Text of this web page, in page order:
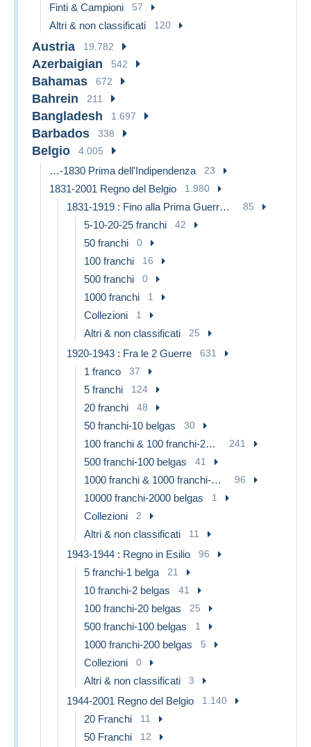
Finti & Campioni 57
Altri & non classificati 120
Austria 19.782
Azerbaigian 542
Bahamas 672
Bahrein 211
Bangladesh 1.697
Barbados 338
Belgio 4.005
…-1830 Prima dell'Indipendenza 23
1831-2001 Regno del Belgio 1.980
1831-1919 : Fino alla Prima Guerra Mondiale 85
5-10-20-25 franchi 42
50 franchi 0
100 franchi 16
500 franchi 0
1000 franchi 1
Collezioni 1
Altri & non classificati 25
1920-1943 : Fra le 2 Guerre 631
1 franco 37
5 franchi 124
20 franchi 48
50 franchi-10 belgas 30
100 franchi & 100 franchi-20 belgas 241
500 franchi-100 belgas 41
1000 franchi & 1000 franchi-200 belgas 96
10000 franchi-2000 belgas 1
Collezioni 2
Altri & non classificati 11
1943-1944 : Regno in Esilio 96
5 franchi-1 belga 21
10 franchi-2 belgas 41
100 franchi-20 belgas 25
500 franchi-100 belgas 1
1000 franchi-200 belgas 5
Collezioni 0
Altri & non classificati 3
1944-2001 Regno del Belgio 1.140
20 Franchi 11
50 Franchi 12